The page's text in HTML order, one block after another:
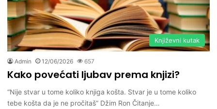
Književni kutak
Admin 12/06/2026 657
Kako povećati ljubav prema knjizi?
“Nije stvar u tome koliko knjiga košta. Stvar je u tome koliko
tebe košta da je ne pročitaš” Džim Ron Čitanje…